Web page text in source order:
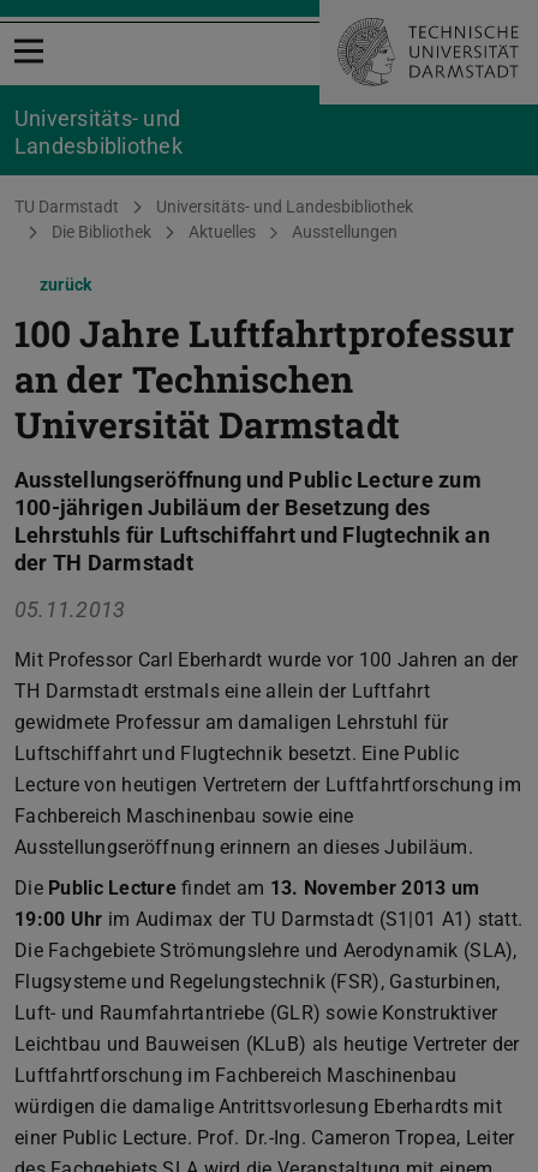
Menü öffnen
Universitäts- und
Landesbibliothek
Sie befinden sich hier:
TU Darmstadt
Universitäts- und Landesbibliothek
Die Bibliothek
Aktuelles Ausstellungen
zurück
100 Jahre Luftfahrtprofessur
an der Technischen
Universität Darmstadt
Ausstellungseröffnung und Public Lecture zum
100-jährigen Jubiläum der Besetzung des
Lehrstuhls für Luftschiffahrt und Flugtechnik an
der TH Darmstadt
05.11.2013
Mit Professor Carl Eberhardt wurde vor 100 Jahren an der
TH Darmstadt erstmals eine allein der Luftfahrt
gewidmete Professur am damaligen Lehrstuhl für
Luftschiffahrt und Flugtechnik besetzt. Eine Public
Lecture von heutigen Vertretern der Luftfahrtforschung im
Fachbereich Maschinenbau sowie eine
Ausstellungseröffnung erinnern an dieses Jubiläum.
Die Public Lecture findet am 13. November 2013 um
19:00 Uhr im Audimax der TU Darmstadt (S1|01 A1) statt.
Die Fachgebiete Strömungslehre und Aerodynamik (SLA),
Flugsysteme und Regelungstechnik (FSR), Gasturbinen,
Luft- und Raumfahrtantriebe (GLR) sowie Konstruktiver
Leichtbau und Bauweisen (KLuB) als heutige Vertreter der
Luftfahrtforschung im Fachbereich Maschinenbau
würdigen die damalige Antrittsvorlesung Eberhardts mit
einer Public Lecture. Prof. Dr.-Ing. Cameron Tropea, Leiter